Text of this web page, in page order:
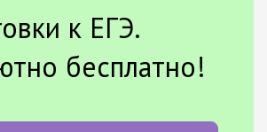
к ЕГЭ.
бесплатно!